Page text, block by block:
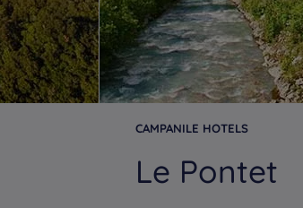
CAMPANILE HOTELS
Le Pontet